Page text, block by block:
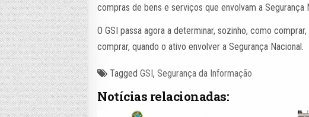
compras de bens e serviços que envolvam a Segurança
O GSI passa agora a determinar, sozinho, como
comprar, quando o ativo envolver a Segurança Nacional.
TaggedGSI,Segurança da Informação
Notícias relacionadas: